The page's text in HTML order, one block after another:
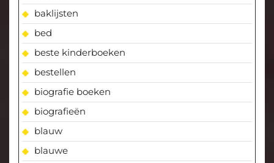
baklijsten
bed
beste kinderboeken
bestellen
biografie boeken
biografieën
blauw
blauwe